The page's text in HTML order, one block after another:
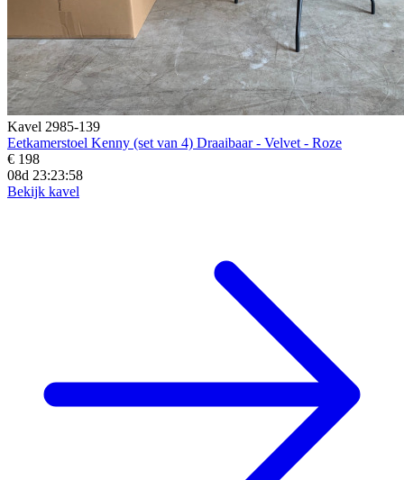
Kavel 2985-139
Eetkamerstoel Kenny (set van 4) Draaibaar - Velvet - Roze
€ 198
08d 23:23:57
Bekijk kavel